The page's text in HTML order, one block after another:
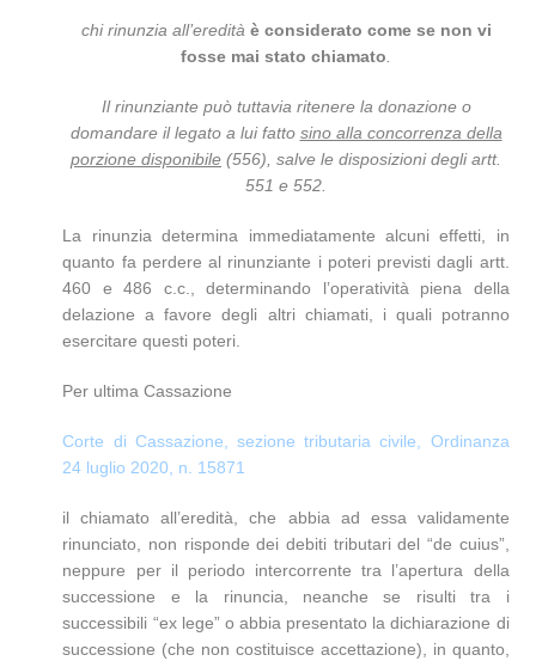
chi rinunzia all’eredità è considerato come se non vi
fosse mai stato chiamato
Il rinunziante può tuttavia ritenere la donazione o
domandare il legato a lui fatto sino alla concorrenza della
porzione disponibile (556), salve le disposizioni degli artt.
551 e 552.
La rinunzia determina immediatamente alcuni effetti, in
quanto fa perdere al rinunziante i poteri previsti dagli artt.
460 e 486 c.c., determinando l’operatività piena della
delazione a favore degli altri chiamati, i quali potranno
esercitare questi poteri.
Per ultima Cassazione
Corte di Cassazione, sezione tributaria civile, Ordinanza
24 luglio 2020, n. 15871
il chiamato all’eredità, che abbia ad essa validamente
rinunciato, non risponde dei debiti tributari del “de cuius”,
neppure per il periodo intercorrente tra l’apertura della
successione e la rinuncia, neanche se risulti tra i
successibili “ex lege” o abbia presentato la dichiarazione di
successione (che non costituisce accettazione), in quanto,